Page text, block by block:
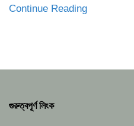
Continue Reading
গুরুত্বপূর্ণ লিংক